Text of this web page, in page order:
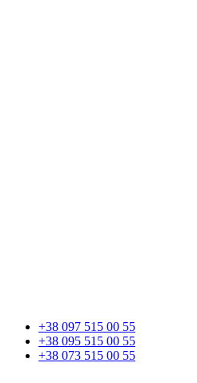
+38 097 515 00 55
+38 095 515 00 55
+38 073 515 00 55